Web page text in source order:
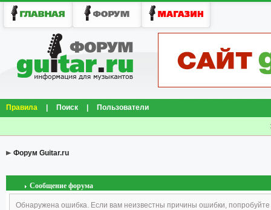
Правила Поиск Пользователи
Форум Guitar.ru
Сообщение форума
Обнаружена ошибка. Если вам неизвестны причины ошибки, попробуйте